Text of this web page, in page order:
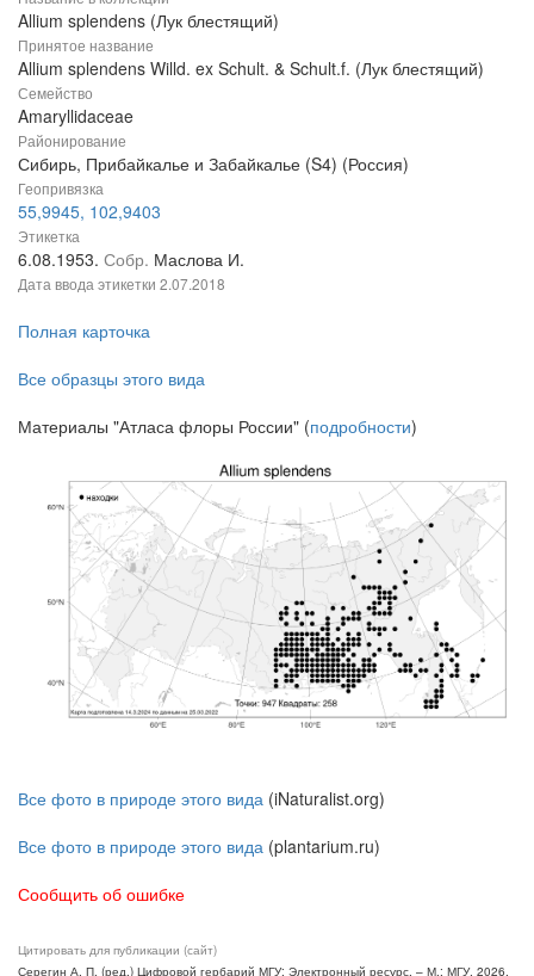
Allium splendens (Лук блестящий)
Принятое название
Allium splendens Willd. ex Schult. & Schult.f. (Лук блестящий)
Семейство
Amaryllidaceae
Районирование
Сибирь, Прибайкалье и Забайкалье (S4) (Россия)
Геопривязка
55,9945, 102,9403
Этикетка
6.08.1953. Собр. Маслова И.
Дата ввода этикетки 2.07.2018
Полная карточка
Все образцы этого вида
Материалы "Атласа флоры России" (подробности)
Все фото в природе этого вида (iNaturalist.org)
Все фото в природе этого вида (plantarium.ru)
Сообщить об ошибке
Цитировать для публикации (сайт)
Серегин А. П. (ред.) Цифровой гербарий МГУ: Электронный ресурс. – М.: МГУ, 2026.